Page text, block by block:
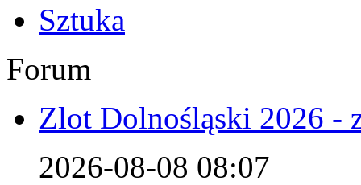
Sztuka
Forum
Zlot Dolnośląski 2026 -
2026-08-08 08:07